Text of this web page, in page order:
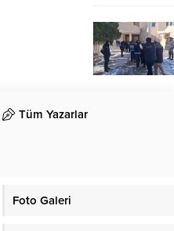
Tüm Yazarlar
Foto Galeri